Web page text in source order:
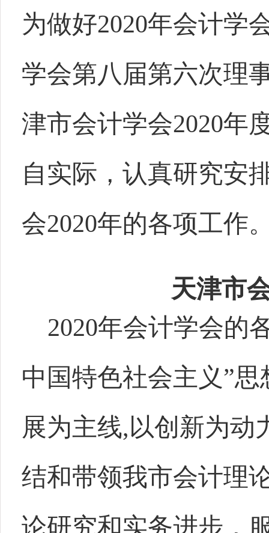
为做好2020年会计学
学会第八届第六次理
津市会计学会2020年
自实际，认真研究安
会2020年的各项工作
天津市
2020年会计学会的
中国特色社会主义”
展为主线,以创新为动
结和带领我市会计理
论研究和实务进步，